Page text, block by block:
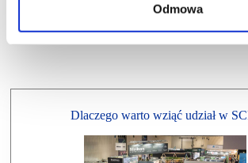
Odmowa
Dlaczego warto wziąć udział w